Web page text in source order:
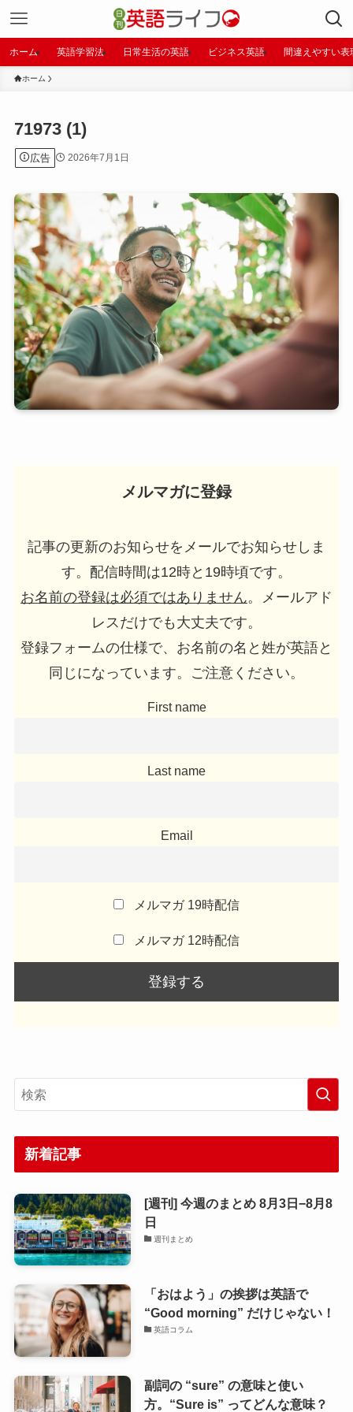
ホーム 英語学習法 日常生活の英語 ビジネス英語 間違えやすい表
ホーム
71973 (1)
広告 2026年7月1日
メルマガに登録
記事の更新のお知らせをメールでお知らせしま
す。配信時間は12時と19時頃です。
お名前の登録は必須ではありません。メールアド
レスだけでも大丈夫です。
登録フォームの仕様で、お名前の名と姓が英語と
同じになっています。ご注意ください。
First name
Last name
Email
メルマガ 19時配信
メルマガ 12時配信
新着記事
[週刊] 今週のまとめ 8月3日−8月8
日
週刊まとめ
「おはよう」の挨拶は英語で
“Good morning” だけじゃない！
英語コラム
副詞の “sure” の意味と使い
方。“Sure is” ってどんな意味？